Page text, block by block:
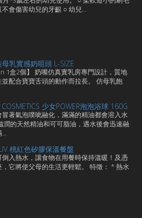
會傷害幼兒的牙齦 ○ 幼兒...
母乳實感奶咀頭 L-SIZE
1盒2個】 奶嘴仿真實乳房專門設計，質地
配合寶寶舌頭的動作而拉長。 仿母乳飽
少女POWER泡泡浴球 160G
著氣泡噗呲融化，滿滿的精油都會溶入水
潤的天然精油和可可脂油，遇水後會迅速融
桃紅色矽膠保溫餐盤
入熱水，讓食物在用餐時保持溫暖！及憑
它將使父母的生活更輕鬆。 特徵： * 熱水